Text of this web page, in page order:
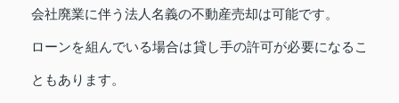
会社廃業に伴う法人名義の不動産売却は可能です。
ローンを組んでいる場合は貸し手の許可が必要になるこ
ともあります。